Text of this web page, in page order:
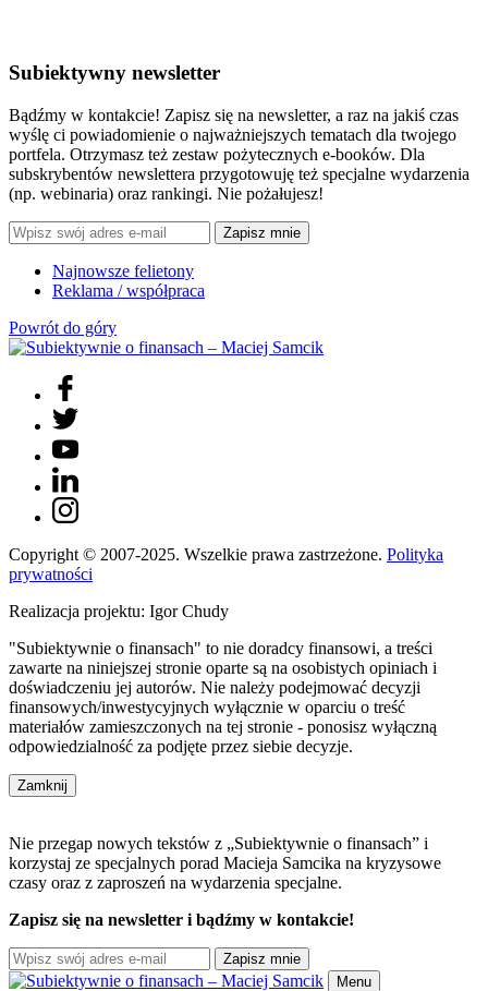
Subiektywny newsletter
Bądźmy w kontakcie! Zapisz się na newsletter, a raz na jakiś czas
wyślę ci powiadomienie o najważniejszych tematach dla twojego
portfela. Otrzymasz też zestaw pożytecznych e-booków. Dla
subskrybentów newslettera przygotowuję też specjalne wydarzenia
(np. webinaria) oraz rankingi. Nie pożałujesz!
Zapisz mnie
Najnowsze felietony
Reklama / współpraca
Powrót do góry
Copyright © 2007-2025. Wszelkie prawa zastrzeżone. Polityka
prywatności
Realizacja projektu: Igor Chudy
"Subiektywnie o finansach" to nie doradcy finansowi, a treści
zawarte na niniejszej stronie oparte są na osobistych opiniach i
doświadczeniu jej autorów. Nie należy podejmować decyzji
finansowych/inwestycyjnych wyłącznie w oparciu o treść
materiałów zamieszczonych na tej stronie - ponosisz wyłączną
odpowiedzialność za podjęte przez siebie decyzje.
Zamknij
Nie przegap nowych tekstów z „Subiektywnie o finansach” i
korzystaj ze specjalnych porad Macieja Samcika na kryzysowe
czasy oraz z zaproszeń na wydarzenia specjalne.
Zapisz się na newsletter i bądźmy w kontakcie!
Zapisz mnie
Menu